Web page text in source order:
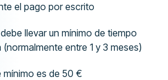
el pago por escrito
llevar un mínimo de tiempo
(normalmente entre 1 y 3 meses)
mínimo es de 50 €